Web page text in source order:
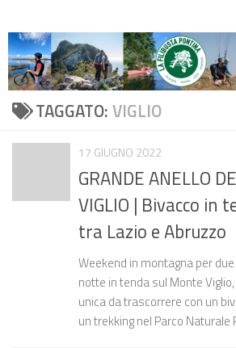
to
content
TAGGATO:VIGLIO
17 GIUGNO 2022
GRANDE ANELLO
VIGLIO | Bivacco in
tra Lazio e Abruzzo
Weekend in montagna per
notte in tenda sul Monte
unica da trascorrere con un
un trekking nel Parco Naturale